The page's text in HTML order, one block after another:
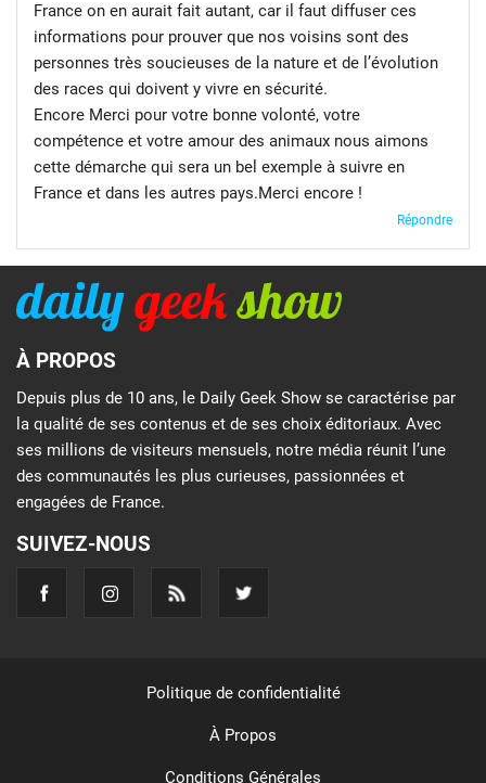
France on en aurait fait autant, car il faut diffuser ces
informations pour prouver que nos voisins sont des
personnes très soucieuses de la nature et de l’évolution
des races qui doivent y vivre en sécurité.
Encore Merci pour votre bonne volonté, votre
compétence et votre amour des animaux nous aimons
cette démarche qui sera un bel exemple à suivre en
France et dans les autres pays.Merci encore !
Répondre
À PROPOS
Depuis plus de 10 ans, le Daily Geek Show se caractérise par
la qualité de ses contenus et de ses choix éditoriaux. Avec
ses millions de visiteurs mensuels, notre média réunit l’une
des communautés les plus curieuses, passionnées et
engagées de France.
SUIVEZ-NOUS
Politique de confidentialité
À Propos
Conditions Générales